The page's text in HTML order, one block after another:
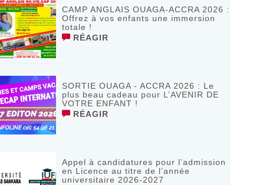
RÉAGIR
CAMP ANGLAIS OUAGA-ACCRA 2026 :
Offrez à vos enfants une immersion
totale !
RÉAGIR
SORTIE OUAGA - ACCRA 2026 : Le
plus beau cadeau pour L’AVENIR DE
VOTRE ENFANT !
RÉAGIR
Appel à candidatures pour l’admission
en Licence au titre de l’année
universitaire 2026-2027